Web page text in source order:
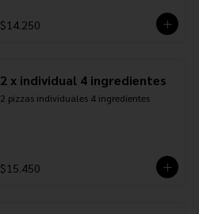
$14.250
2 x individual 4 ingredientes
2 pizzas individuales 4 ingredientes
$15.450